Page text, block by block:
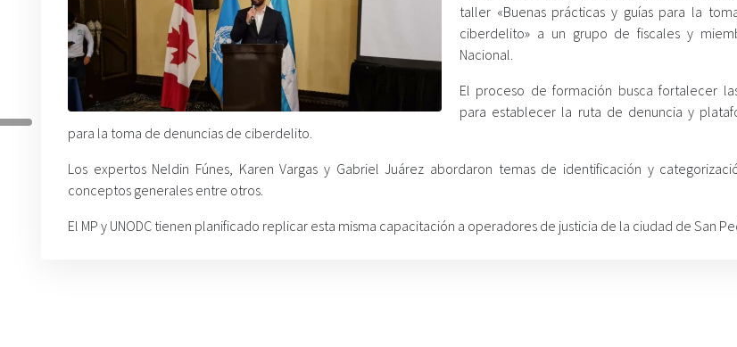
taller «Buenas prácticas y guías para la
ciberdelito» a un grupo de fiscales y
Nacional.
El proceso de formación busca fortalecer
para establecer la ruta de denuncia y
para la toma de denuncias de ciberdelito.
Los expertos Neldin Fúnes, Karen Vargas y Gabriel Juárez abordaron temas de identificación y
conceptos generales entre otros.
El MP y UNODC tienen planificado replicar esta misma capacitación a operadores de justicia de la ciudad de San